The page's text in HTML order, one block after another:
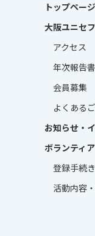
トップページ
大阪ユニセ
アクセス
年次報告書
会員募集
よくある
お知らせ・
ボランティア
登録手続き
活動内容